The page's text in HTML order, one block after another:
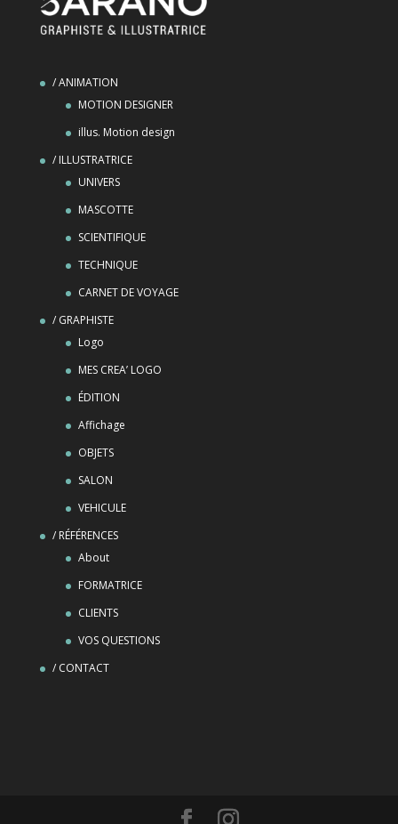
/ ANIMATION
MOTION DESIGNER
illus. Motion design
/ ILLUSTRATRICE
UNIVERS
MASCOTTE
SCIENTIFIQUE
TECHNIQUE
CARNET DE VOYAGE
/ GRAPHISTE
Logo
MES CREA’ LOGO
ÉDITION
Affichage
OBJETS
SALON
VEHICULE
/ RÉFÉRENCES
About
FORMATRICE
CLIENTS
VOS QUESTIONS
/ CONTACT